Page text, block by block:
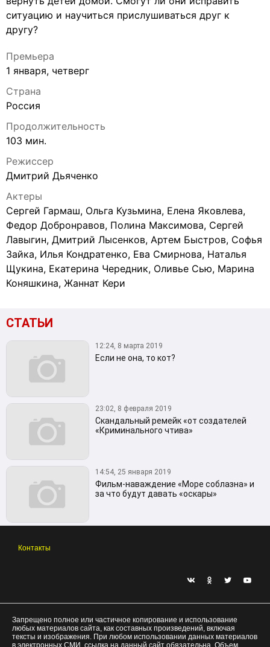
ситуацию и научиться прислушиваться друг к
другу?
Премьера
1 января, четверг
Страна
Россия
Продолжительность
103 мин.
Режиссер
Дмитрий Дьяченко
Актеры
Сергей Гармаш, Ольга Кузьмина, Елена Яковлева,
Федор Добронравов, Полина Максимова, Сергей
Лавыгин, Дмитрий Лысенков, Артем Быстров, Софья
Зайка, Илья Кондратенко, Ева Смирнова, Наталья
Щукина, Екатерина Чередник, Оливье Сью, Марина
Коняшкина, Жаннат Кери
СТАТЬИ
12:24, 8 марта 2019
Если не она, то кот?
23:02, 8 февраля 2019
Скандальный ремейк «от создателей
«Криминального чтива»
14:54, 25 января 2019
Фильм-наваждение «Море соблазна» и
за что будут давать «оскары»
Контакты
Запрещено полное или частичное копирование и использование
любых материалов сайта, как составных произведений, включая
тексты и изображения. При любом использовании данных материалов